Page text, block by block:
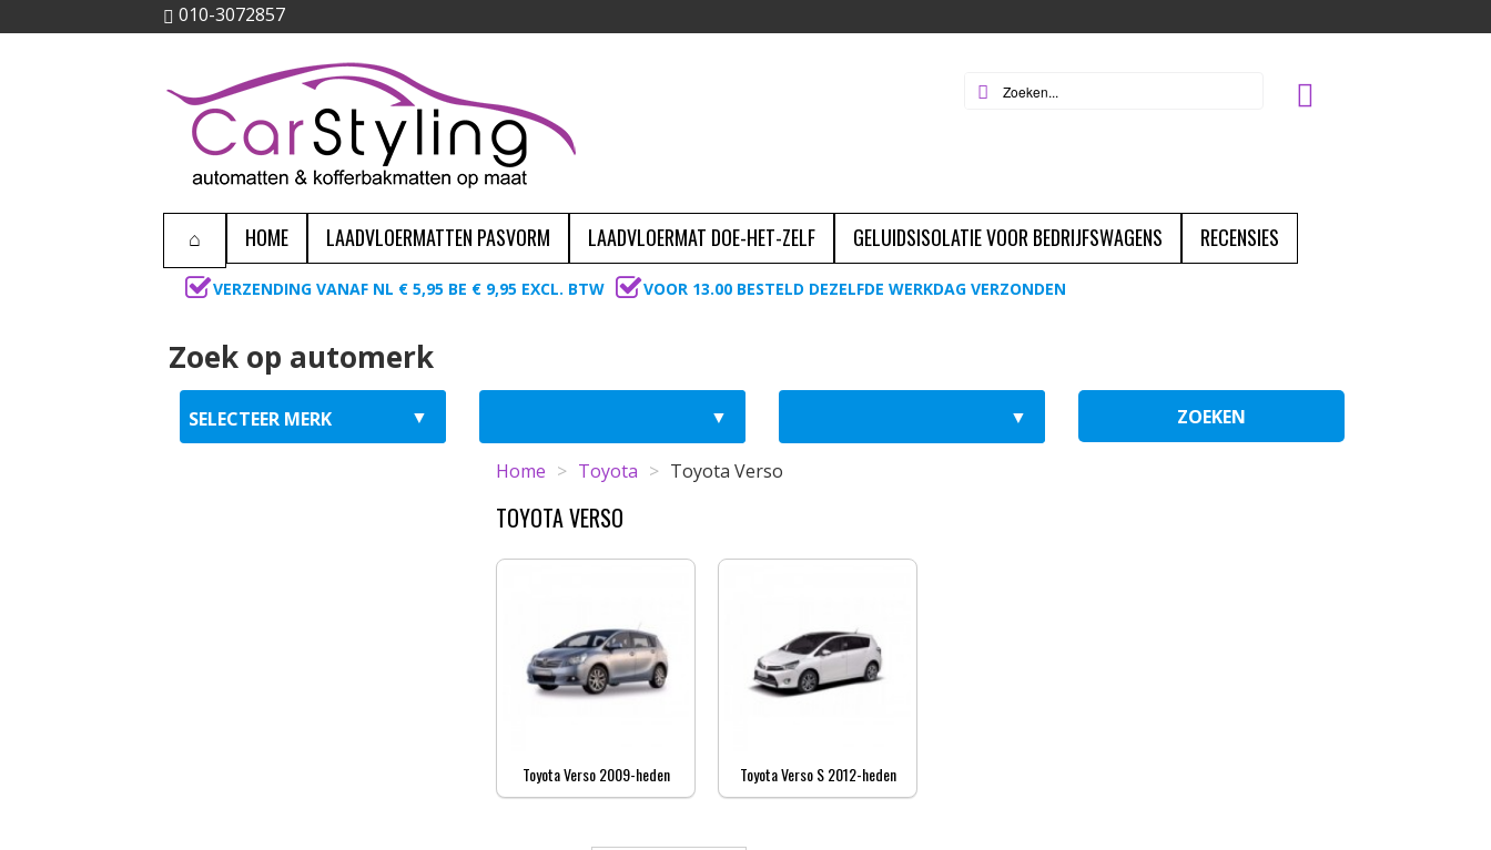
010-3072857
HOME LAADVLOERMATTEN PASVORM LAADVLOERMAT DOE-HET-ZELF GELUIDSISOLATIE VOOR BEDRIJFSWAGENS RECENSIES
VERZENDING VANAF NL € 5,95 BE € 9,95 EXCL. BTW VOOR 13.00 BESTELD DEZELFDE WERKDAG VERZONDEN
Zoek op automerk
ZOEKEN
Home > Toyota > Toyota Verso
TOYOTA VERSO
Toyota Verso 2009-heden Toyota Verso S 2012-heden